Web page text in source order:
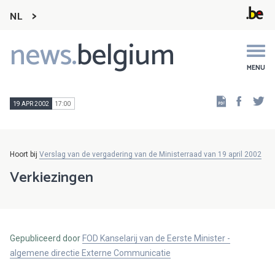
NL
news.belgium MENU
Main
navigation
19 APR 2002 17:00
Hoort bij Verslag van de vergadering van de Ministerraad van 19 april 2002
Verkiezingen
Gepubliceerd door FOD Kanselarij van de Eerste Minister -
algemene directie Externe Communicatie